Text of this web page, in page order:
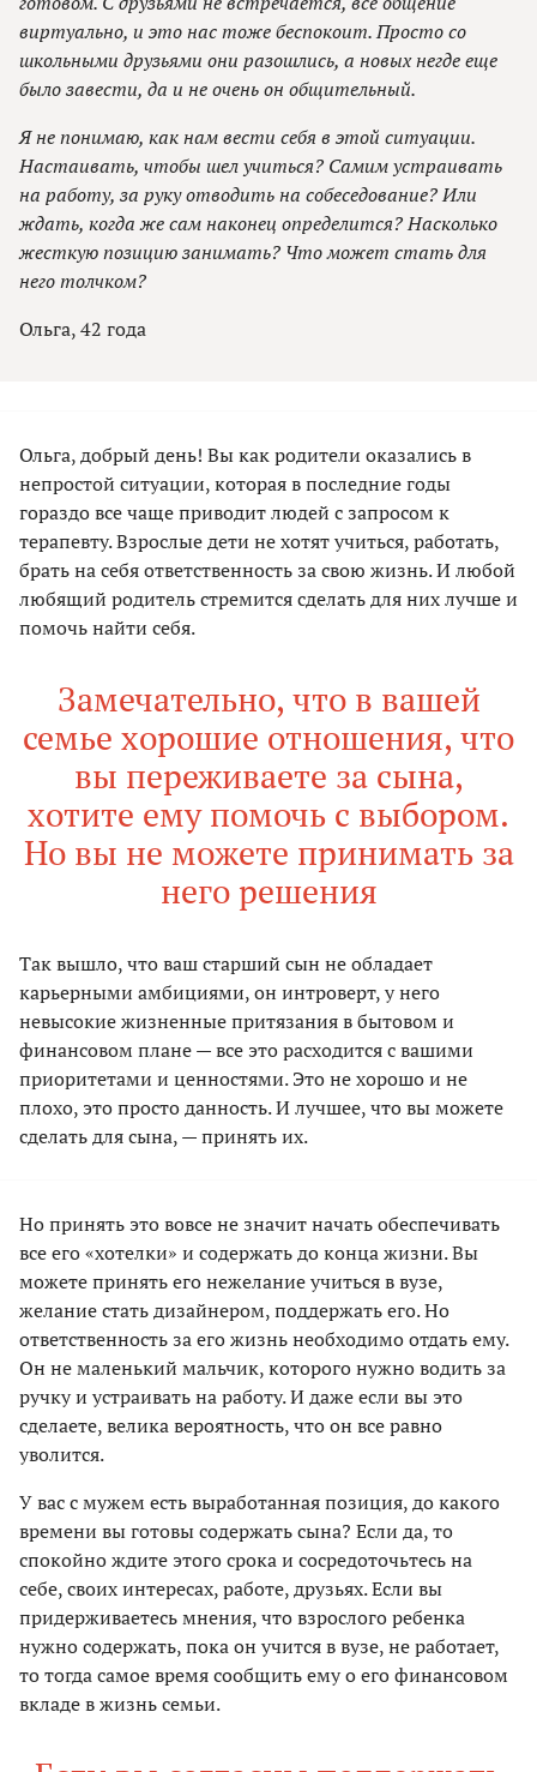
виртуально, и это нас тоже беспокоит. Просто со
школьными друзьями они разошлись, а новых негде еще
было завести, да и не очень он общительный.
Я не понимаю, как нам вести себя в этой ситуации.
Настаивать, чтобы шел учиться? Самим устраивать
на работу, за руку отводить на собеседование? Или
ждать, когда же сам наконец определится? Насколько
жесткую позицию занимать? Что может стать для
него толчком?
Ольга, 42 года
Ольга, добрый день! Вы как родители оказались в
непростой ситуации, которая в последние годы
гораздо все чаще приводит людей с запросом к
терапевту. Взрослые дети не хотят учиться, работать,
брать на себя ответственность за свою жизнь. И любой
любящий родитель стремится сделать для них лучше и
помочь найти себя.
Замечательно, что в вашей
семье хорошие отношения, что
вы переживаете за сына,
хотите ему помочь с выбором.
Но вы не можете принимать за
него решения
Так вышло, что ваш старший сын не обладает
карьерными амбициями, он интроверт, у него
невысокие жизненные притязания в бытовом и
финансовом плане — все это расходится с вашими
приоритетами и ценностями. Это не хорошо и не
плохо, это просто данность. И лучшее, что вы можете
сделать для сына, — принять их.
Но принять это вовсе не значит начать обеспечивать
все его «хотелки» и содержать до конца жизни. Вы
можете принять его нежелание учиться в вузе,
желание стать дизайнером, поддержать его. Но
ответственность за его жизнь необходимо отдать ему.
Он не маленький мальчик, которого нужно водить за
ручку и устраивать на работу. И даже если вы это
сделаете, велика вероятность, что он все равно
уволится.
У вас с мужем есть выработанная позиция, до какого
времени вы готовы содержать сына? Если да, то
спокойно ждите этого срока и сосредоточьтесь на
себе, своих интересах, работе, друзьях. Если вы
придерживаетесь мнения, что взрослого ребенка
нужно содержать, пока он учится в вузе, не работает,
то тогда самое время сообщить ему о его финансовом
вкладе в жизнь семьи.